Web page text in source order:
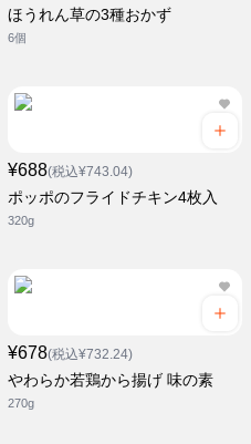
ほうれん草の3種おかず
6個
¥688(税込¥743.04)
ポッポのフライドチキン4枚入
320g
¥678(税込¥732.24)
やわらか若鶏から揚げ 味の素
270g